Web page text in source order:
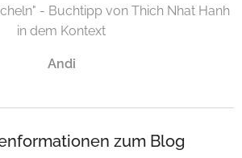
- Buchtipp von Thich Nhat Hanh
in dem Kontext
Andi
zum Blog